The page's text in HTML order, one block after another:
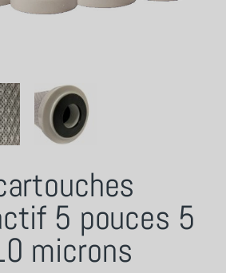
5 pouces 5
microns